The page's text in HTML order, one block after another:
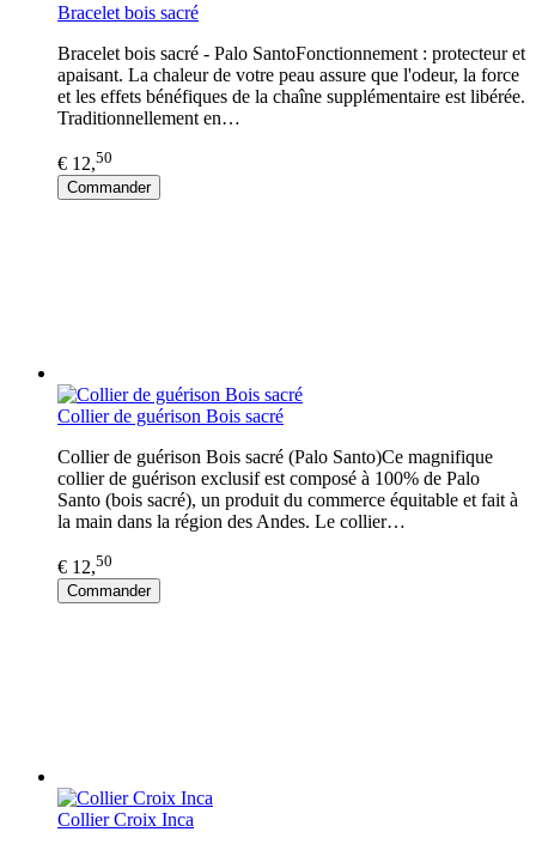
Bracelet bois sacré
Bracelet bois sacré - Palo SantoFonctionnement : protecteur et
apaisant. La chaleur de votre peau assure que l'odeur, la force
et les effets bénéfiques de la chaîne supplémentaire est libérée.
Traditionnellement en…
€ 12,50
Commander
Collier de guérison Bois sacré
Collier de guérison Bois sacré (Palo Santo)Ce magnifique
collier de guérison exclusif est composé à 100% de Palo
Santo (bois sacré), un produit du commerce équitable et fait à
la main dans la région des Andes. Le collier…
€ 12,50
Commander
Collier Croix Inca